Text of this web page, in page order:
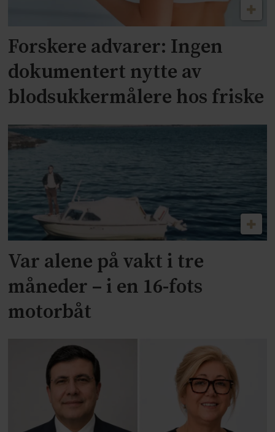
Forskere advarer: Ingen
dokumentert nytte av
blodsukkermålere hos friske
Var alene på vakt i tre
måneder – i en 16-fots
motorbåt